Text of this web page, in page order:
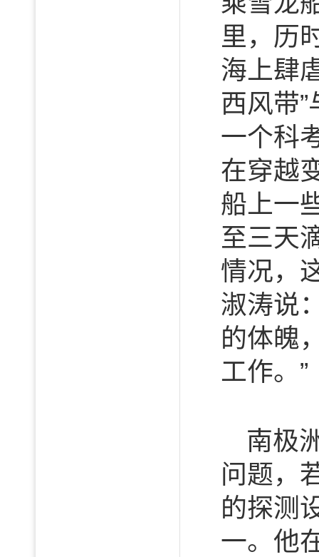
里，历
海上肆
西风带
一个科
在穿越
船上一
至三天
情况，
淑涛说
的体魄
工作。”
南极
问题，
的探测
一。他